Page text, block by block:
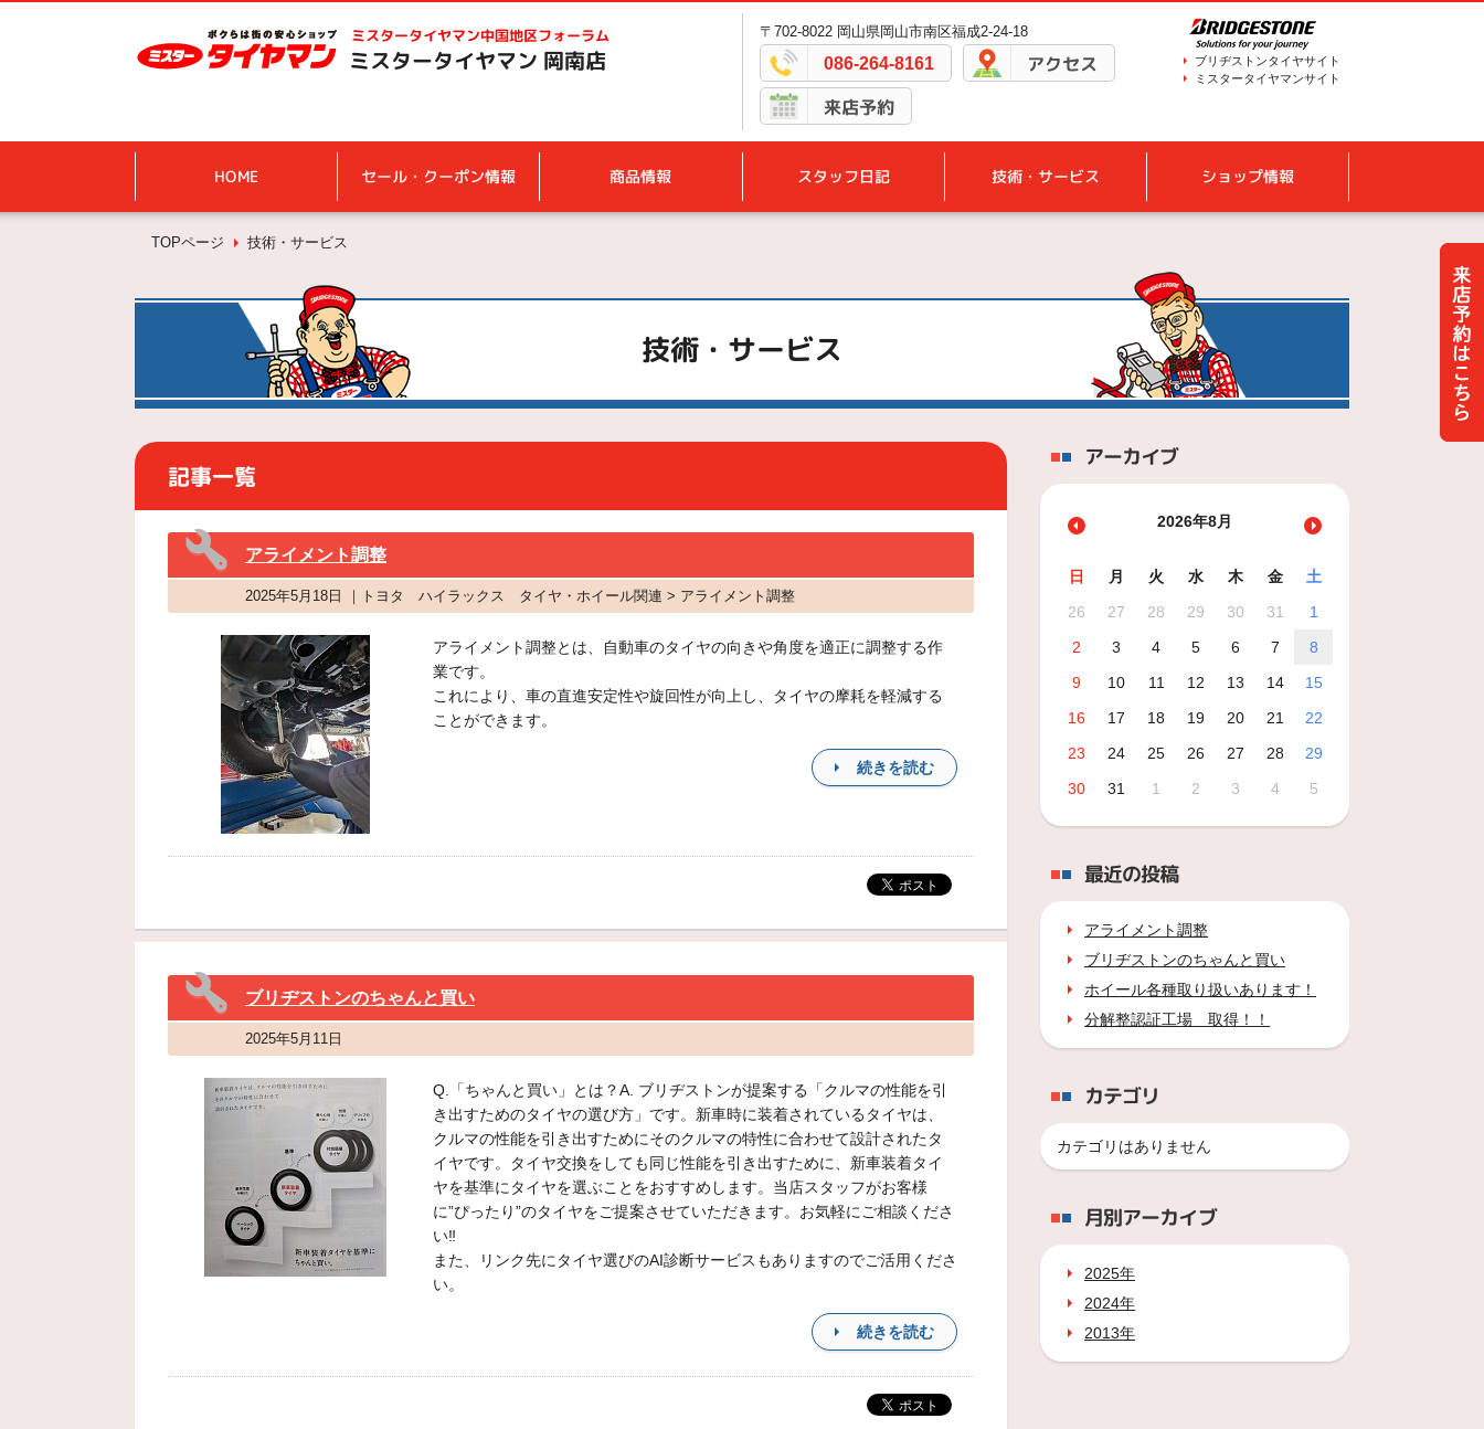
ミスタータイヤマン中国地区フォーラム
ミスタータイヤマン 岡南店
〒702-8022 岡山県岡山市南区福成2-24-18
086-264-8161 アクセス
来店予約
ブリヂストンタイヤサイト
ミスタータイヤマンサイト
HOME セール・クーポン情報 商品情報 スタッフ日記 技術・サービス ショップ情報
TOPページ 技術・サービス
技術・サービス
記事一覧
アライメント調整
2025年5月18日 ｜トヨタ ハイラックス タイヤ・ホイール関連 > アライメント調整
アライメント調整とは、自動車のタイヤの向きや角度を適正に調整する作
業です。
これにより、車の直進安定性や旋回性が向上し、タイヤの摩耗を軽減する
ことができます。
続きを読む
ブリヂストンのちゃんと買い
2025年5月11日
Q.「ちゃんと買い」とは？A. ブリヂストンが提案する「クルマの性能を引
き出すためのタイヤの選び方」です。新車時に装着されているタイヤは、
クルマの性能を引き出すためにそのクルマの特性に合わせて設計されたタ
イヤです。タイヤ交換をしても同じ性能を引き出すために、新車装着タイ
ヤを基準にタイヤを選ぶことをおすすめします。当店スタッフがお客様
に”ぴったり”のタイヤをご提案させていただきます。お気軽にご相談くださ
い‼
また、リンク先にタイヤ選びのAI診断サービスもありますのでご活用くださ
い。
続きを読む
アーカイブ
2026年8月
日 月 火 水 木 金
土
26
27 28 29 30 31
1
2
3 4 5 6 7
8
9
10 11 12 13 14
15
16
17 18 19 20 21
22
23
24 25 26 27 28
29
30
31 1 2 3 4 5
最近の投稿
アライメント調整
ブリヂストンのちゃんと買い
ホイール各種取り扱いあります！
分解整認証工場 取得！！
カテゴリ
カテゴリはありません
月別アーカイブ
2025年
2024年
2013年